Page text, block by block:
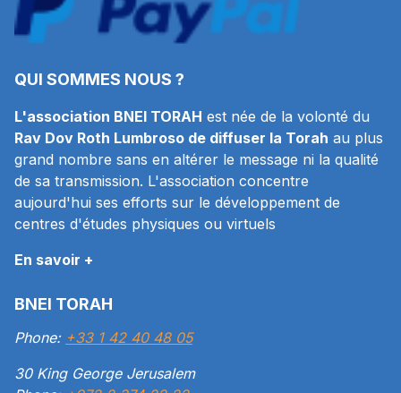
QUI SOMMES NOUS ?
L'association BNEI TORAH est née de la volonté du
Rav Dov Roth Lumbroso de diffuser la Torah au plus
grand nombre sans en altérer le message ni la qualité
de sa transmission. L'association concentre
aujourd'hui ses efforts sur le développement de
centres d'études physiques ou virtuels
En savoir +
BNEI TORAH
Phone: +33 1 42 40 48 05
30 King George Jerusalem